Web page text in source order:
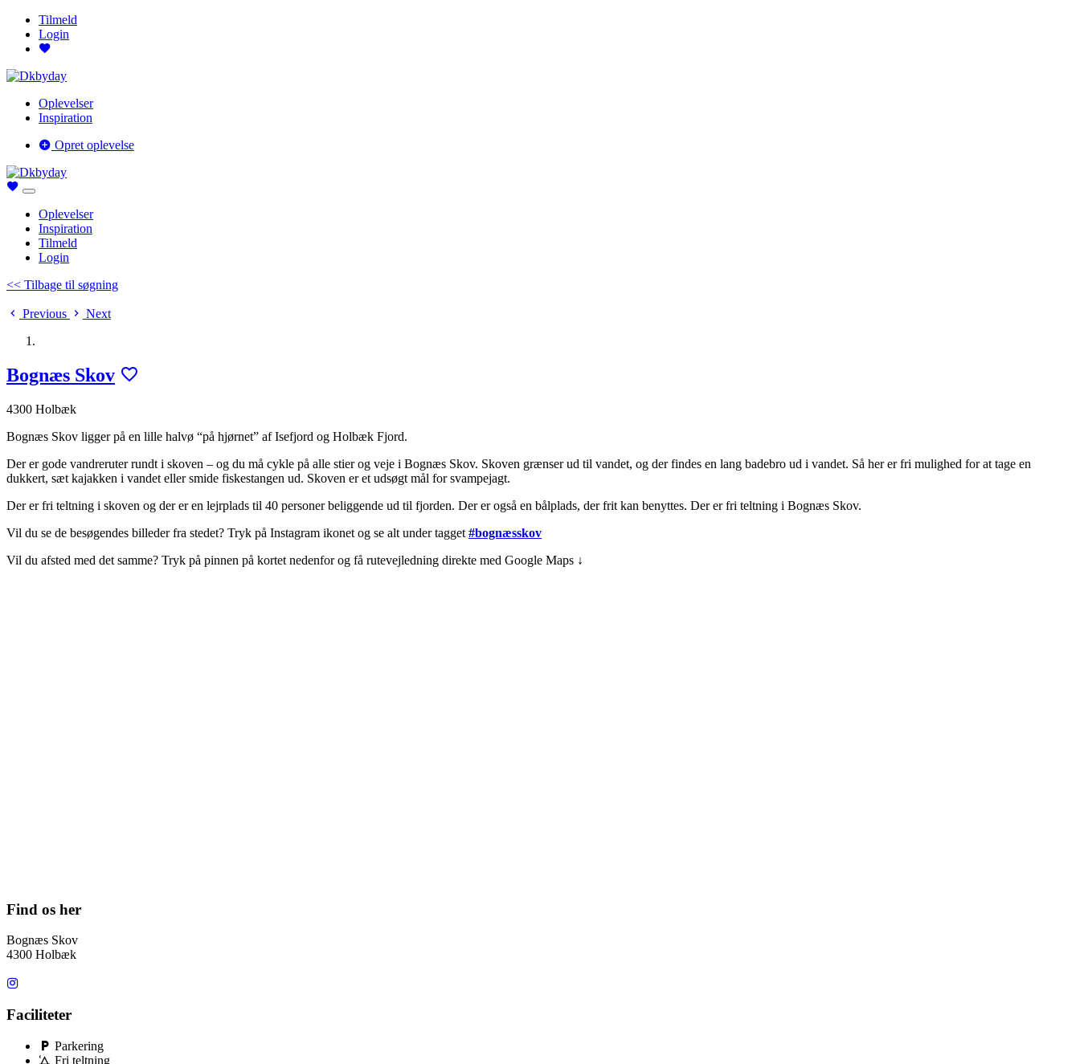
Tilmeld
Login
Oplevelser
Inspiration
Opret oplevelse
Oplevelser
Inspiration
Tilmeld
Login
<< Tilbage til søgning
Previous Next
Bognæs Skov
4300 Holbæk
Bognæs Skov ligger på en lille halvø “på hjørnet” af Isefjord og Holbæk Fjord.
Der er gode vandreruter rundt i skoven – og du må cykle på alle stier og veje i Bognæs Skov. Skoven grænser ud til vandet, og der findes en lang badebro ud i vandet. Så her er fri mulighed for at tage en
dukkert, sæt kajakken i vandet eller smide fiskestangen ud. Skoven er et udsøgt mål for svampejagt.
Der er fri teltning i skoven og der er en lejrplads til 40 personer beliggende ud til fjorden. Der er også en bålplads, der frit kan benyttes. Der er fri teltning i Bognæs Skov.
Vil du se de besøgendes billeder fra stedet? Tryk på Instagram ikonet og se alt under tagget #bognæsskov
Vil du afsted med det samme? Tryk på pinnen på kortet nedenfor og få rutevejledning direkte med Google Maps ↓
Find os her
Bognæs Skov
4300 Holbæk
Faciliteter
Parkering
Fri teltning